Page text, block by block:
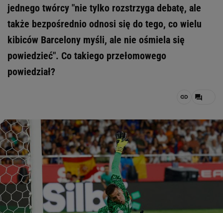
jednego twórcy "nie tylko rozstrzyga debatę, ale
także bezpośrednio odnosi się do tego, co wielu
kibiców Barcelony myśli, ale nie ośmiela się
powiedzieć". Co takiego przełomowego
powiedział?